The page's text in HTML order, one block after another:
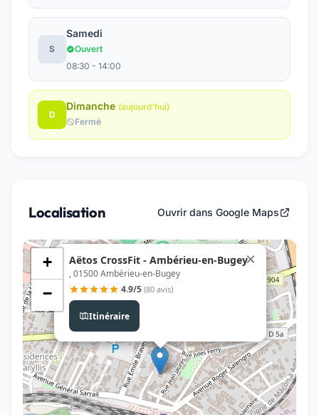
S
Samedi
Ouvert
08:30 - 14:00
D
Dimanche (aujourd'hui)
Fermé
Localisation Ouvrir dans Google Maps
Aëtos CrossFit - Ambérieu-en-Bugey
, 01500 Ambérieu-en-Bugey
4.9/5 (80 avis)
Itinéraire
×
+
−